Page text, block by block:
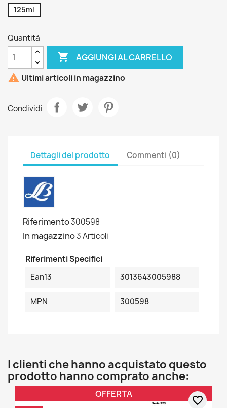
125ml
Quantità
 AGGIUNGI AL CARRELLO
 Ultimi articoli in magazzino
Condividi
Dettagli del prodotto Commenti (0)
Riferimento300598
In magazzino3 Articoli
Riferimenti Specifici
Ean13
3013643005988
MPN 300598
I clienti che hanno acquistato questo
prodotto hanno comprato anche:
OFFERTA
favorite_border